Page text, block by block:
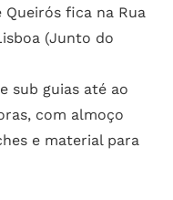
Queirós fica na Rua
(Junto do
sub guias até ao
com almoço
e material para